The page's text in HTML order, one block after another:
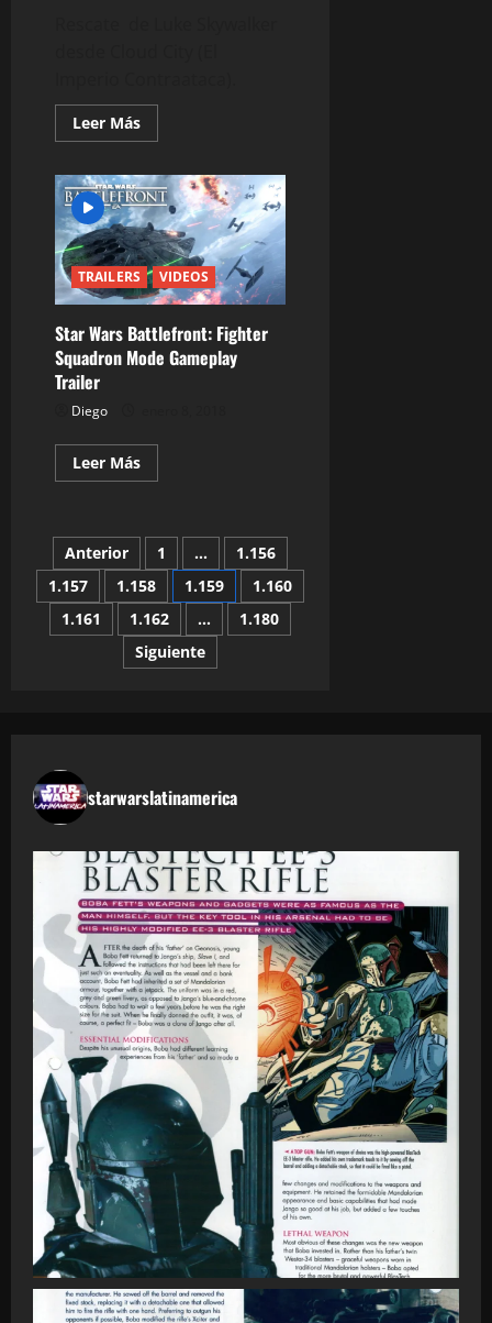
Leer MásLeer
más
The
Empire
Strikes
Back
–
Leia
Rescues
Luke
TRAILERS VIDEOS
Star Wars Battlefront: Fighter
Squadron Mode Gameplay
Trailer
Diego
Leer MásLeer
más
Wars
Battlefront:
Fighter
Squadron
Mode
Gameplay
Trailer
Paginación
de
entradas
Anterior 1 …
1.156
1.157
1.158 1.159
1.160
1.161
1.162 …
1.180
Siguiente
starwarslatinamerica